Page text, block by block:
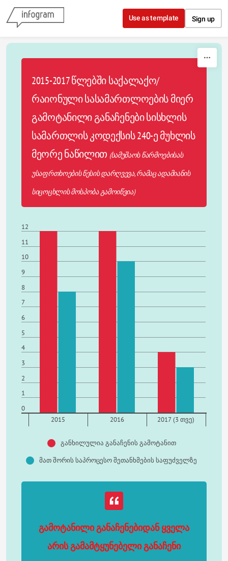
Skip to content
Use as template Sign up
2015-2017 წლებში საქალაქო/
რაიონული სასამართლოების მიერ
გამოტანილი განაჩენები სისხლის
სამართლის კოდექსის 240-ე მუხლის
მეორე ნაწილით (სამუშაოს წარმოებისას
უსაფრთხოების წესის დარღვევა, რამაც ადამიანის
სიცოცხლის მოსპობა გამოიწვია)
12
11
10
9
8
7
6
5
4
3
2
1
0
2015
2016 2017 (3 თვე)
განხილულია განაჩენის გამოტანით
მათ შორის საპროცესო შეთანხმების საფუძველზე
გამოტანილი განაჩენებიდან ყველა
არის გამამტყუნებელი განაჩენი